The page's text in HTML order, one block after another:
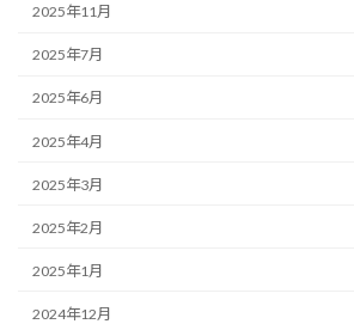
2025年11月
2025年7月
2025年6月
2025年4月
2025年3月
2025年2月
2025年1月
2024年12月